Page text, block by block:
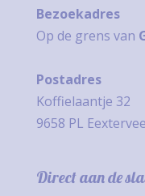
Bezoekadres
Op de grens van
Postadres
Koffielaantje 32
9658 PL
Direct aan de